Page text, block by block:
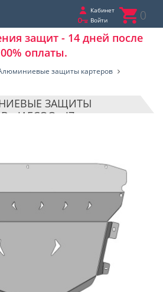
Кабинет
Войти
0
защит - 14 дней после
оплаты.
защиты картеров
ЗАЩИТЫ
- JAECOO - J7